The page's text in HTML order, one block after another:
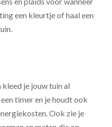
een kleurtje of haal een
je jouw tuin al
timer en je houdt ook
Ook zie je